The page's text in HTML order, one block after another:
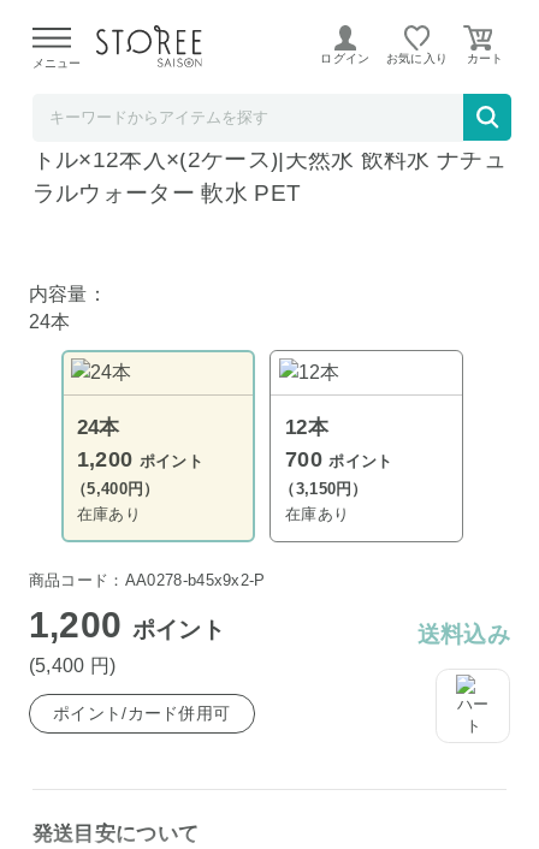
よる配送遅延が発生しております。
メニュー ログイン お気に入り
南日本酪農協同 屋久島縄文水 900mlペットボ
トル×12本入×(2ケース)|天然水 飲料水 ナチュ
ラルウォーター 軟水 PET
内容量：
24本
24本
1,200 ポイント
（5,400円）
在庫あり
12本
700ポイント
（3,150円）
在庫あり
商品コード：AA0278-b45x9x2-P
1,200 ポイント
(5,400 円)
送料込み
ポイント/カード併用可
発送目安について